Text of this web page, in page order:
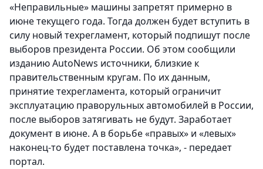
«Неправильные» машины запретят примерно в
июне текущего года. Тогда должен будет вступить в
силу новый техрегламент, который подпишут после
выборов президента России. Об этом сообщили
изданию AutoNews источники, близкие к
правительственным кругам. По их данным,
принятие техрегламента, который ограничит
эксплуатацию праворульных автомобилей в России,
после выборов затягивать не будут. Заработает
документ в июне. А в борьбе «правых» и «левых»
наконец-то будет поставлена точка», - передает
портал.